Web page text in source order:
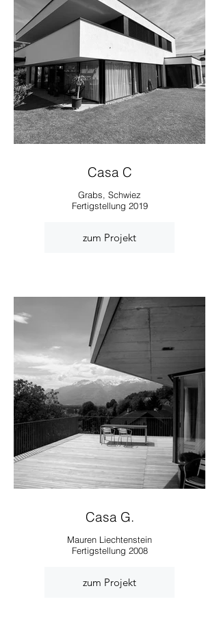
Casa C
Grabs, Schwiez
Fertigstellung 2019
zum Projekt
Casa G.
Mauren Liechtenstein
Fertigstellung 2008
zum Projekt